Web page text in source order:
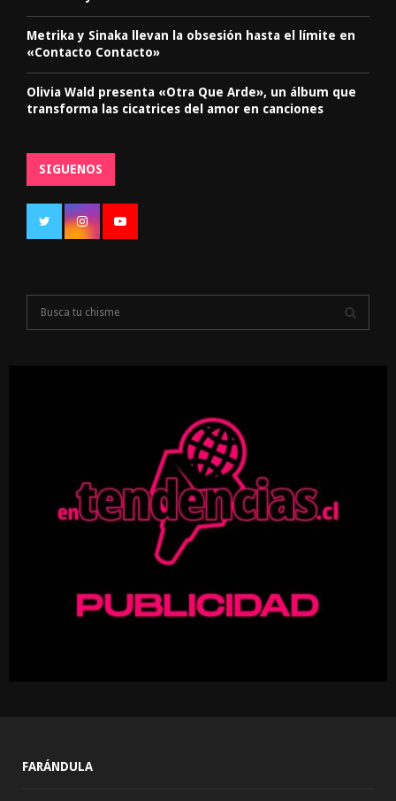
Metrika y Sinaka llevan la obsesión hasta el límite en
«Contacto Contacto»
Olivia Wald presenta «Otra Que Arde», un álbum que
transforma las cicatrices del amor en canciones
SIGUENOS
FARÁNDULA